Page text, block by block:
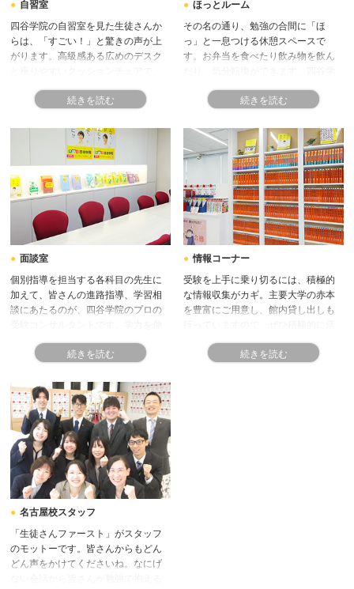
自習室
四谷学院の自習室を見た生徒さんか
らは、「すごい！」と驚きの声が上
がります。高級感ある広めのデスク
復習や、学校の宿題もはかどりま
ほっとルーム
その名の通り、勉強の合間に「ほ
っ」と一息つける休憩スペースで
す。お弁当を食べたり飲み物を飲ん
ハリを上手につけて頑張っていま
面談室
個別指導を担当する各科目の先生に
加えて、皆さんの進路指導、学習相
談にあたるのが、四谷学院のプロの
ぞれ。こちらの面談室でプロの受験
て、あなた独自の学習方針を立てて
いきましょう。
情報コーナー
受験を上手に乗り切るには、積極的
な情報収集がカギ。主要大学の赤本
を豊富にご用意し、館内貸し出しも
名古屋校スタッフ
「生徒さんファースト」がスタッフ
のモットーです。皆さんからもどん
どん声をかけてくださいね。なにげ